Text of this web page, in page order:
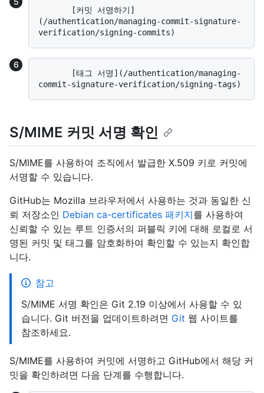
(/authentication/managing-commit-signature-
S/MIME 커밋 서명 확인
S/MIME를 사용하여 조직에서 발급한 X.509 키로 커밋에
서명할 수 있습니다.
GitHub는 Mozilla 브라우저에서 사용하는 것과 동일한 신
뢰 저장소인 Debian ca-certificates 패키지를 사용하여
신뢰할 수 있는 루트 인증서의 퍼블릭 키에 대해 로컬로 서
명된 커밋 및 태그를 암호화하여 확인할 수 있는지 확인합
니다.
참고
S/MIME 서명 확인은 Git 2.19 이상에서 사용할 수 있
습니다. Git 버전을 업데이트하려면 Git 웹 사이트를
참조하세요.
S/MIME를 사용하여 커밋에 서명하고 GitHub에서 해당 커
밋을 확인하려면 다음 단계를 수행합니다.